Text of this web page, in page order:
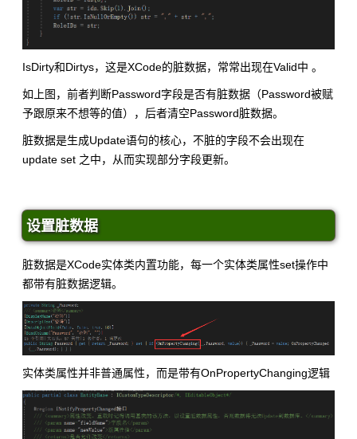
IsDirty和Dirtys，这是XCode的脏数据，常常出现在Valid中 。
如上图，前者判断Password字段是否有脏数据（Password被赋
予跟原来不想等的值），后者清空Password脏数据。
脏数据是生成Update语句的核心，不脏的字段不会出现在
update set 之中，从而实现部分字段更新。
设置脏数据
脏数据是XCode实体类内置功能，每一个实体类属性set操作中
都带有脏数据逻辑。
实体类属性并非普通属性，而是带有OnPropertyChanging逻辑